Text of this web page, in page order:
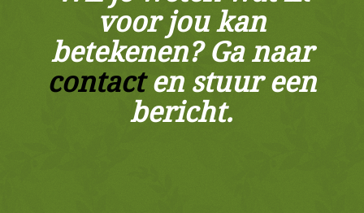
voor jou kan
betekenen? Ga naar
contacten stuur een
bericht.